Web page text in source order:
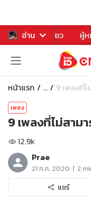
อ่าน
หาร ท่องเที่ยว ผู้
หน้าแรก ... 9 เพลงที่ไ
เพลง
9 เพลงที่ไม่สาม
12.9k
Prae
21 ก.ค. 2020 | 2
แชร์